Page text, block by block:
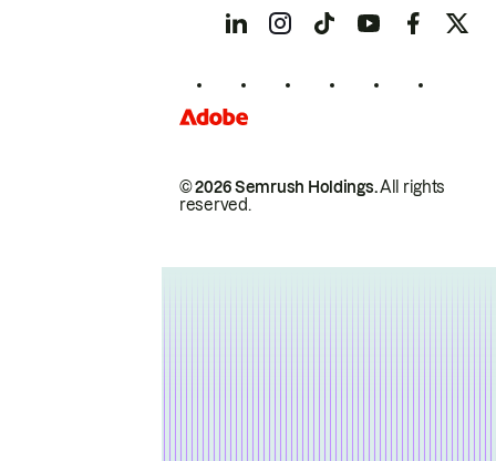
© 2026 Semrush Holdings.All rights
reserved.